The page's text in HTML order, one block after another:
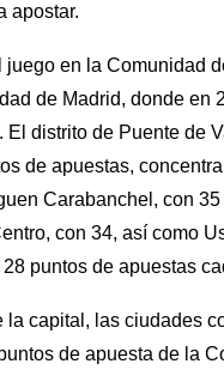
apostar.
juego en la Comunidad
de Madrid, donde en
El distrito de Puente de
de apuestas,
Carabanchel, con
con 34, así como
28 puntos de apuestas
la capital, las ciudades
de apuesta de la